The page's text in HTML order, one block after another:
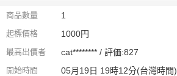
商品數量 1
起標價格 1000円
最高出價者 cat******** / 評価:827
開始時間 05月19日 19時12分(台灣時間)